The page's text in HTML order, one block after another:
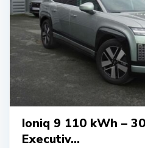
Ioniq 9 110 kWh –
Executiv...